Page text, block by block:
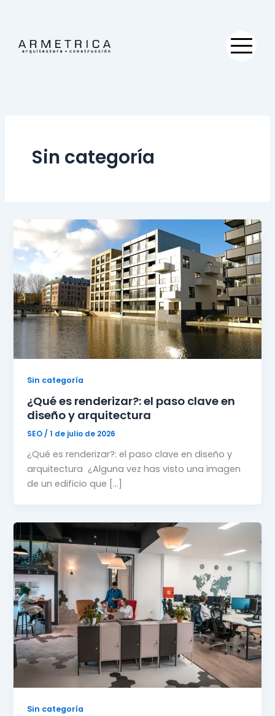
Sin categoría
Sin categoría
¿Qué es renderizar?: el paso clave en
diseño y arquitectura
SEO/1 de julio de 2026
¿Qué es renderizar?: el paso clave en diseño y
arquitectura ¿Alguna vez has visto una imagen
de un edificio que […]
Sin categoría